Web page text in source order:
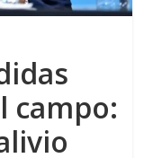
campo: